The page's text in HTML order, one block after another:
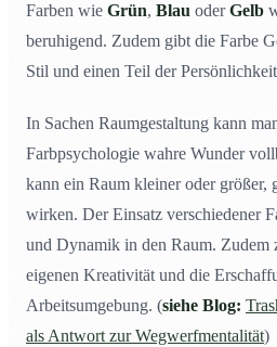
Farben wie Grün, Blau oderGelb
beruhigend. Zudem gibt die Farbe
Stil und einen Teil der
In Sachen Raumgestaltung kann
Farbpsychologie wahre Wunder
kann ein Raum kleiner oder größer,
wirken. Der Einsatz verschiedener
und Dynamik in den Raum. Zudem
eigenen Kreativität und die
Arbeitsumgebung. (siehe Blog:
als Antwort zur Wegwerfmentalität)